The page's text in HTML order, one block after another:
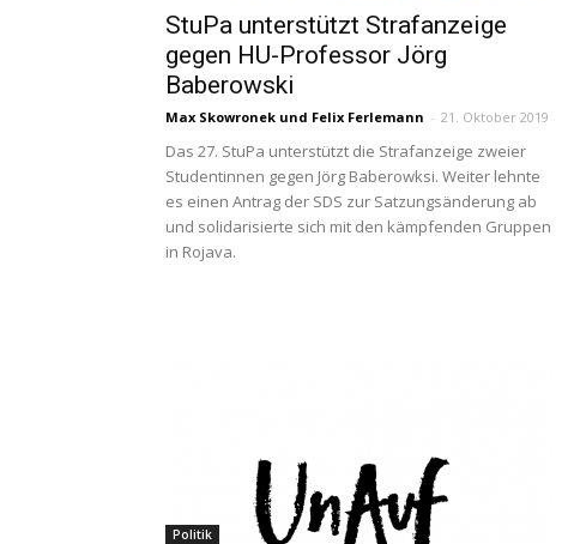
StuPa unterstützt Strafanzeige
gegen HU-Professor Jörg
Baberowski
Max Skowronek und Felix Ferlemann - 21. Oktober 2019
Das 27. StuPa unterstützt die Strafanzeige zweier
Studentinnen gegen Jörg Baberowksi. Weiter lehnte
es einen Antrag der SDS zur Satzungsänderung ab
und solidarisierte sich mit den kämpfenden Gruppen
in Rojava.
Politik